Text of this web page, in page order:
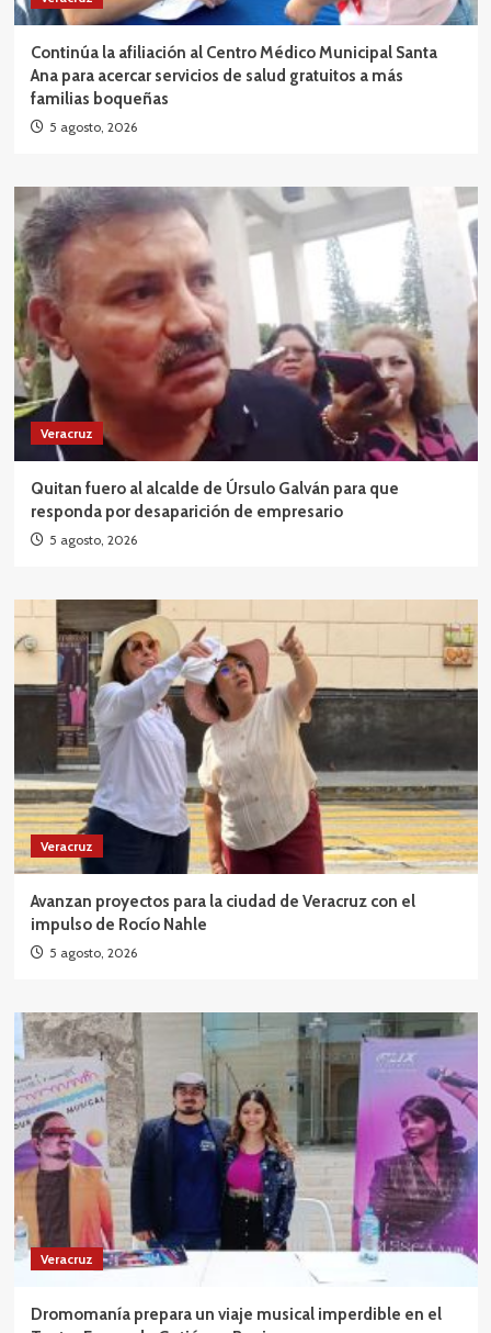
Continúa la afiliación al Centro Médico Municipal Santa
Ana para acercar servicios de salud gratuitos a más
familias boqueñas
5 agosto, 2026
Veracruz
Quitan fuero al alcalde de Úrsulo Galván para que
responda por desaparición de empresario
5 agosto, 2026
Veracruz
Avanzan proyectos para la ciudad de Veracruz con el
impulso de Rocío Nahle
5 agosto, 2026
Veracruz
Dromomanía prepara un viaje musical imperdible en el